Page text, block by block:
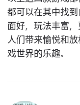
都可以在其中找
面好，玩法丰富
人们带来愉悦和
戏世界的乐趣。